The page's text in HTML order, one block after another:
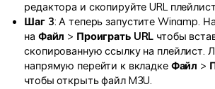
редактора и скопируйте URL
Шаг 3: А теперь запустите Winamp.
на Файл > Проиграть URL чтобы
скопированную ссылку на плейлист.
напрямую перейти к вкладке Файл >
чтобы открыть файл M3U.